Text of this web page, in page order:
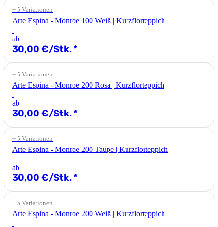
+ 5 Variationen
Arte Espina - Monroe 100 Weiß | Kurzflorteppich
ab
30,00 €/Stk. *
+ 5 Variationen
Arte Espina - Monroe 200 Rosa | Kurzflorteppich
ab
30,00 €/Stk. *
+ 5 Variationen
Arte Espina - Monroe 200 Taupe | Kurzflorteppich
ab
30,00 €/Stk. *
+ 5 Variationen
Arte Espina - Monroe 200 Weiß | Kurzflorteppich